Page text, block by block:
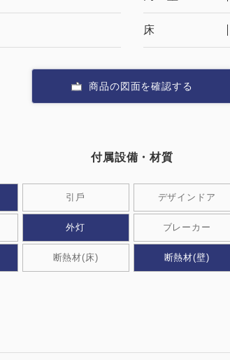
0120-09-
営業時間AM 9:00
床
商品の図面を確認する
付属設備・材質
引⼾ デザインドア
外灯 ブレーカー
断熱材(床) 断熱材(壁)